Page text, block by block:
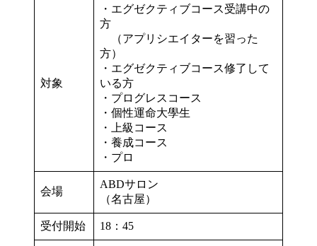
対象
・エグゼクティブコース受講中の
方
（アプリシエイターを習った
方）
・エグゼクティブコース修了して
いる方
・プログレスコース
・個性運命大學生
・上級コース
・養成コース
・プロ
会場
ABDサロン
（名古屋）
受付開始 18：45